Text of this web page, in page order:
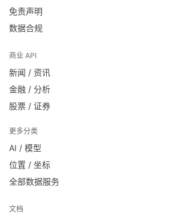
免责声明
数据合规
商业 API
新闻 / 资讯
金融 / 分析
股票 / 证券
更多分类
AI / 模型
位置 / 坐标
全部数据服务
文档